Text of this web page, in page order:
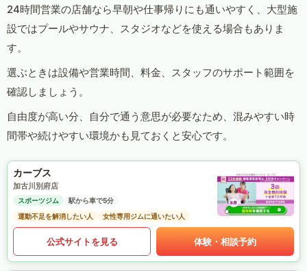
24時間営業の店舗なら早朝や仕事帰りにも通いやすく、大型施
設ではプールやサウナ、スタジオなどを使える場合もありま
す。
選ぶときは設備や営業時間、料金、スタッフのサポート範囲を
確認しましょう。
自由度が高い分、自分で通う意思が必要なため、混みやすい時
間帯や続けやすい環境かも見ておくと安心です。
カーブス
加古川別府店
スポーツジム
駅から車で5分
運動不足を解消したい人
女性専用ジムに通いたい人
公式サイトを見る 体験・相談予約